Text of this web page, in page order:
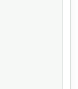
đeo chéo TDB015 số